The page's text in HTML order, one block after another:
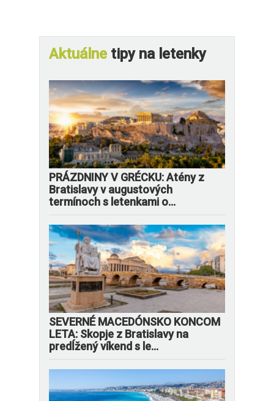
Aktuálne tipy na letenky
PRÁZDNINY V GRÉCKU: Atény z
Bratislavy v augustových
termínoch s letenkami o...
SEVERNÉ MACEDÓNSKO KONCOM
LETA: Skopje z Bratislavy na
predĺžený víkend s le...